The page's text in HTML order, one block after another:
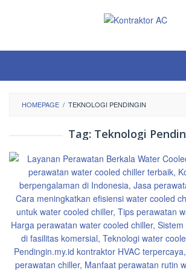
HOMEPAGE / TEKNOLOGI PENDINGIN
Tag: Teknologi